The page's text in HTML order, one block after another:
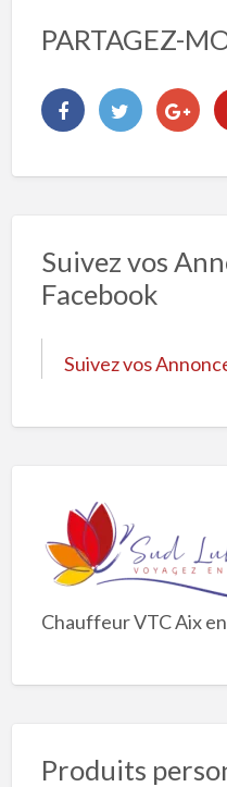
PARTAGEZ-
Suivez vos
Facebook
Suivez vos
Chauffeur VTC Aix
Produits